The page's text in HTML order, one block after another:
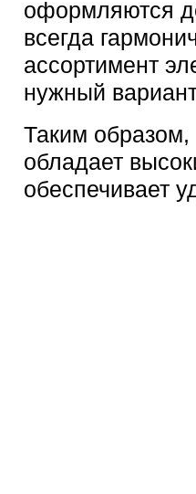
оформляются
всегда
ассортимент
нужный
Таким образом,
обладает
обеспечивает